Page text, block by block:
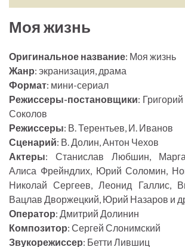
Моя жизнь
Оригинальное название: Моя жизнь
Жанр: экранизация, драма
Формат: мини-сериал
Режиссеры-постановщики:
Соколов
Режиссеры: В. Терентьев, И. Иванов
Сценарий: В. Долин, Антон Чехов
Актеры: Станислав Любшин,
Алиса Фрейндлих, Юрий Соломин,
Николай Сергеев, Леонид Галлис,
Вацлав Дворжецкий, Юрий Назаров и
Оператор: Дмитрий Долинин
Композитор: Сергей Слонимский
Звукорежиссер: Бетти Лившиц